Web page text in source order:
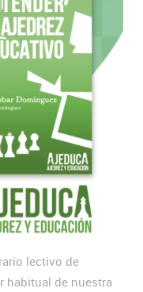
lectivo de
habitual de nuestra